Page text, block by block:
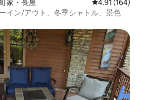
家・長屋 レビュー164
4.91 (164)
イン/アウト、冬季シャトル、景色
スです。